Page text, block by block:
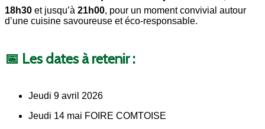
18h30 et jusqu’à 21h00, pour un moment convivial autour
d’une cuisine savoureuse et éco-responsable.
📅 Les dates à retenir :
Jeudi 9 avril 2026
Jeudi 14 mai FOIRE COMTOISE